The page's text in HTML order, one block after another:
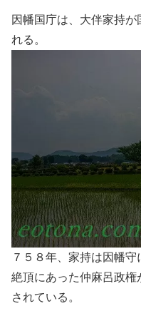
因幡国庁は、大伴家持
れる。
７５８年、家持は因幡守
絶頂にあった仲麻呂政権
されている。